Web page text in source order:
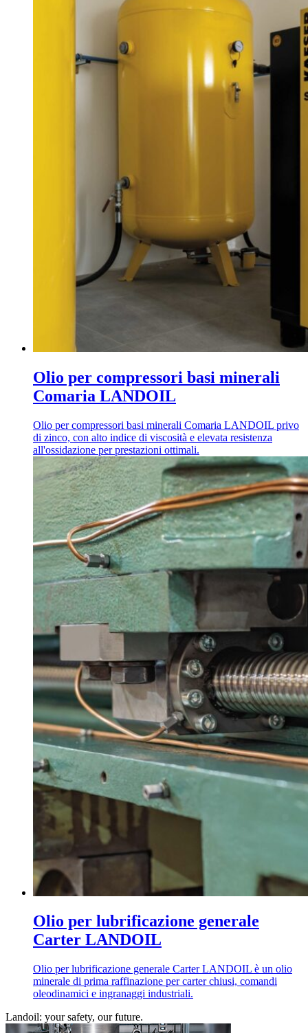
Olio per compressori basi minerali
Comaria LANDOIL
Olio per compressori basi minerali Comaria LANDOIL privo
di zinco, con alto indice di viscosità e elevata resistenza
all'ossidazione per prestazioni ottimali.
Olio per lubrificazione generale
Carter LANDOIL
Olio per lubrificazione generale Carter LANDOIL è un olio
minerale di prima raffinazione per carter chiusi, comandi
oleodinamici e ingranaggi industriali.
Landoil: your safety, our future.